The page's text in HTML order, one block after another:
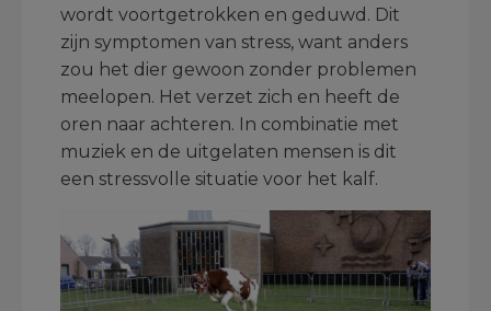
wordt voortgetrokken en geduwd. Dit
zijn symptomen van stress, want anders
zou het dier gewoon zonder problemen
meelopen. Het verzet zich en heeft de
oren naar achteren. In combinatie met
muziek en de uitgelaten mensen is dit
een stressvolle situatie voor het kalf.